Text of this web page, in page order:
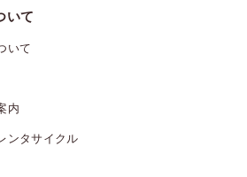
いて
いて
内
ンタサイクル